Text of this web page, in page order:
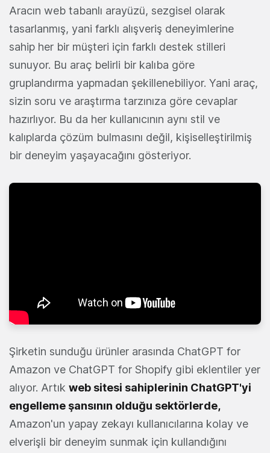
Aracın web tabanlı arayüzü, sezgisel olarak
tasarlanmış, yani farklı alışveriş deneyimlerine
sahip her bir müşteri için farklı destek stilleri
sunuyor. Bu araç belirli bir kalıba göre
gruplandırma yapmadan şekillenebiliyor. Yani araç,
sizin soru ve araştırma tarzınıza göre cevaplar
hazırlıyor. Bu da her kullanıcının aynı stil ve
kalıplarda çözüm bulmasını değil, kişiselleştirilmiş
bir deneyim yaşayacağını gösteriyor.
Şirketin sunduğu ürünler arasında ChatGPT for
Amazon ve ChatGPT for Shopify gibi eklentiler yer
alıyor. Artık web sitesi sahiplerinin ChatGPT'yi
engelleme şansının olduğu sektörlerde,
Amazon'un yapay zekayı kullanıcılarına kolay ve
elverişli bir deneyim sunmak için kullandığını